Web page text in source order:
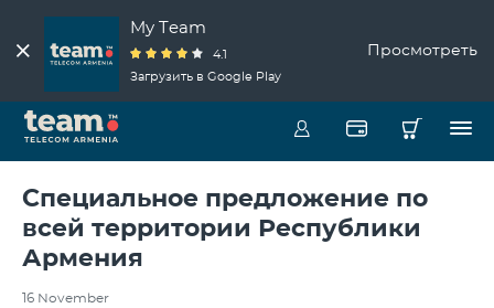
My Team
4.1
Загрузить в Google Play
Просмотреть
Специальное предложение по
всей территории Республики
Армения
16 November